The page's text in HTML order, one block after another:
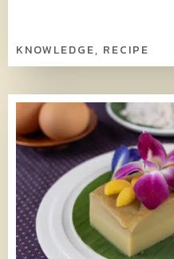
KNOWLEDGE, RECIPE